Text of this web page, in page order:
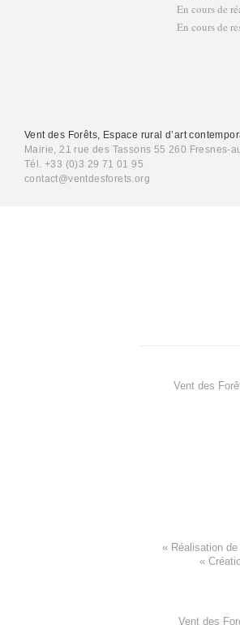
En cours de
En cours de
Vent des Forêts, Espace rural d’art
Mairie, 21 rue des Tassons 55 260 Fresnes-
Tél. +33 (0)3 29 71 01 95
contact@ventdesforets.org
Vent des
« Réalisation
«
Vent des